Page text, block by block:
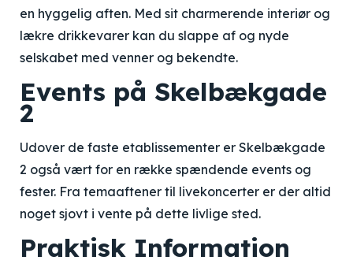
en hyggelig aften. Med sit charmerende interiør og
lækre drikkevarer kan du slappe af og nyde
selskabet med venner og bekendte.
Events på Skelbækgade
2
Udover de faste etablissementer er Skelbækgade
2 også vært for en række spændende events og
fester. Fra temaaftener til livekoncerter er der altid
noget sjovt i vente på dette livlige sted.
Praktisk Information